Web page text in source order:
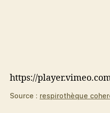
https://
Source : respirothèque